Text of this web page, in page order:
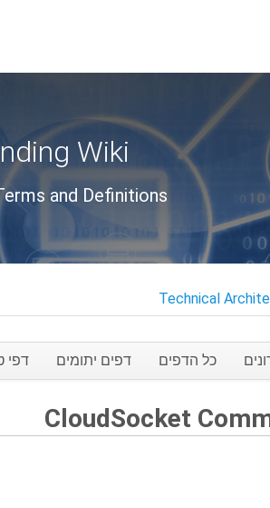
Wiki
and Definitions
Technical
כל הדפים דפים יתומים דפי
CloudSocket